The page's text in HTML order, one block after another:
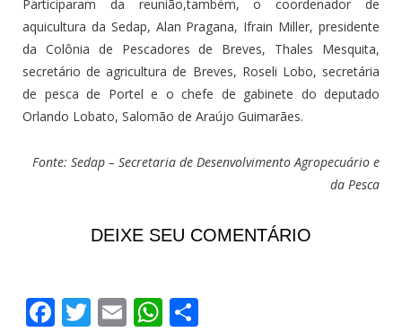
Participaram da reunião,também, o coordenador de
aquicultura da Sedap, Alan Pragana, Ifrain Miller, presidente
da Colônia de Pescadores de Breves, Thales Mesquita,
secretário de agricultura de Breves, Roseli Lobo, secretária
de pesca de Portel e o chefe de gabinete do deputado
Orlando Lobato, Salomão de Araújo Guimarães.
Fonte: Sedap – Secretaria de Desenvolvimento Agropecuário e
da Pesca
DEIXE SEU COMENTÁRIO
Facebook
Twitter
EmailWhatsApp